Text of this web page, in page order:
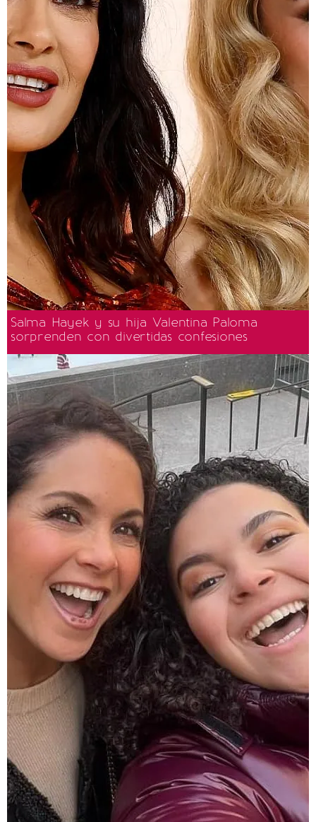
Salma Hayek y su hija Valentina Paloma
sorprenden con divertidas confesiones